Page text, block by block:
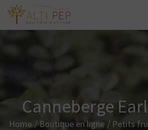
Canneberge
Home Boutique en ligne Petits